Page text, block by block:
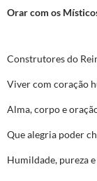
Orar com os
Construtores do
Viver com coração
Alma, corpo e
Que alegria poder
Humildade, pureza